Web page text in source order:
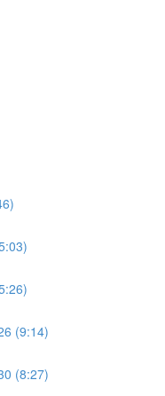
(9:14)
(8:27)